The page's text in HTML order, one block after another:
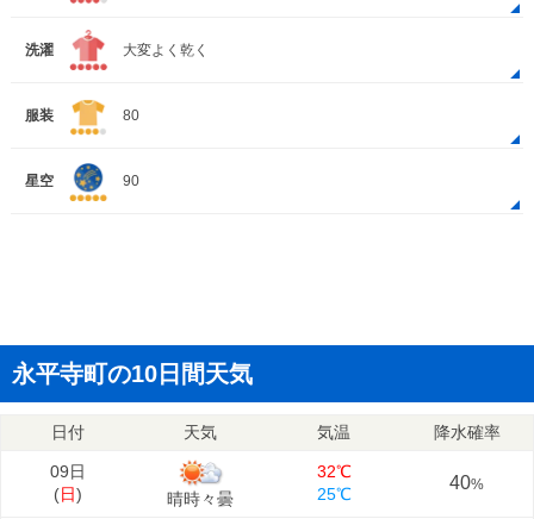
洗濯 大変よく乾く
服装 80
星空 90
永平寺町の10日間天気
日付 天気 気温 降水確率
09日
(日) 晴時々曇
32℃
25℃
40%